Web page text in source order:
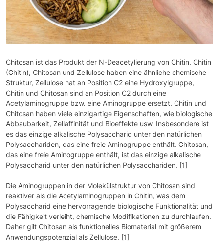
Chitosan ist das Produkt der N-Deacetylierung von Chitin. Chitin
(Chitin), Chitosan und Zellulose haben eine ähnliche chemische
Struktur, Zellulose hat an Position C2 eine Hydroxylgruppe,
Chitin und Chitosan sind an Position C2 durch eine
Acetylaminogruppe bzw. eine Aminogruppe ersetzt. Chitin und
Chitosan haben viele einzigartige Eigenschaften, wie biologische
Abbaubarkeit, Zellaffinität und Bioeffekte usw. Insbesondere ist
es das einzige alkalische Polysaccharid unter den natürlichen
Polysacchariden, das eine freie Aminogruppe enthält. Chitosan,
das eine freie Aminogruppe enthält, ist das einzige alkalische
Polysaccharid unter den natürlichen Polysacchariden. [1]
Die Aminogruppen in der Molekülstruktur von Chitosan sind
reaktiver als die Acetylaminogruppen in Chitin, was dem
Polysaccharid eine hervorragende biologische Funktionalität und
die Fähigkeit verleiht, chemische Modifikationen zu durchlaufen.
Daher gilt Chitosan als funktionelles Biomaterial mit größerem
Anwendungspotenzial als Zellulose. [1]